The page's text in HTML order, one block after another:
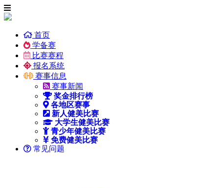
首页
学备赛
比赛赛程
报名系统
赛事信息
赛事新闻
奖金排行榜
各地区赛事
新人健美比赛
大学生健美比赛
青少年健美比赛
免费健美比赛
常见问题